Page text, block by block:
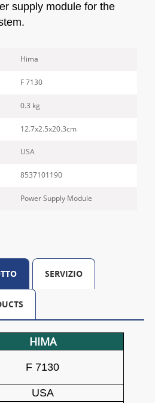
supply module for the
Hima
F 7130
0.3 kg
12.7x2.5x20.3cm
USA
8537101190
Power Supply Module
SERVIZIO
HIMA
F 7130
USA